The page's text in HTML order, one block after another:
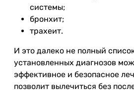
системы;
бронхит;
трахеит.
И это далеко не полный
установленных диагнозов
эффективное и безопасное
позволит вылечиться без